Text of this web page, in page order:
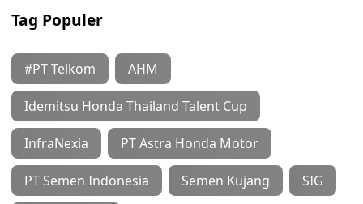
Tag Populer
#PT Telkom AHM
Idemitsu Honda Thailand Talent Cup
InfraNexia PT Astra Honda Motor
PT Semen Indonesia Semen Kujang SIG